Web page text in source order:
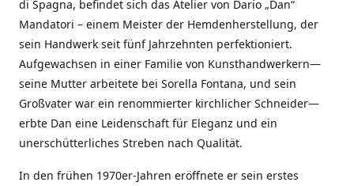
di Spagna, befindet sich das Atelier von Dario „Dan“
Mandatori – einem Meister der Hemdenherstellung, der
sein Handwerk seit fünf Jahrzehnten perfektioniert.
Aufgewachsen in einer Familie von Kunsthandwerkern—
seine Mutter arbeitete bei Sorella Fontana, und sein
Großvater war ein renommierter kirchlicher Schneider—
erbte Dan eine Leidenschaft für Eleganz und ein
unerschütterliches Streben nach Qualität.
In den frühen 1970er-Jahren eröffnete er sein erstes